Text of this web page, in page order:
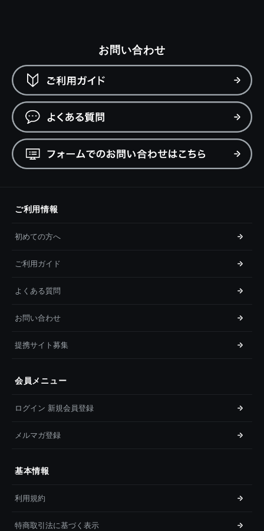
お問い合わせ
ご利用情報
初めての方へ
ご利用ガイド
よくある質問
お問い合わせ
提携サイト募集
会員メニュー
ログイン 新規会員登録
メルマガ登録
基本情報
利用規約
特商取引法に基づく表示